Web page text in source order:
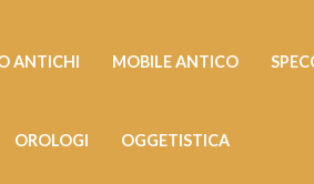
ANTICHI MOBILE ANTICO
OROLOGI OGGETISTICA